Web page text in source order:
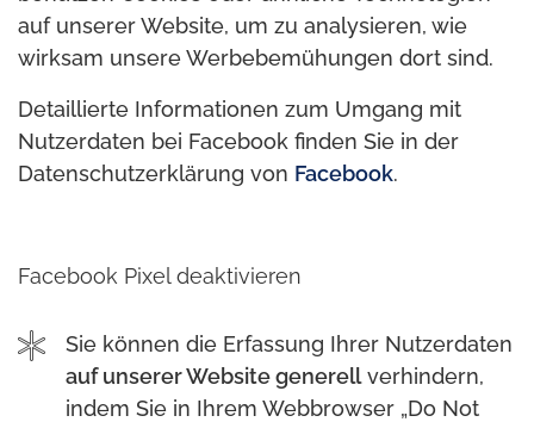
auf unserer Website, um zu analysieren, wie
wirksam unsere Werbebemühungen dort sind.
Detaillierte Informationen zum Umgang mit
Nutzerdaten bei Facebook finden Sie in der
Datenschutzerklärung von Facebook.
Facebook Pixel deaktivieren
Sie können die Erfassung Ihrer Nutzerdaten
auf unserer Website generellverhindern,
indem Sie in Ihrem Webbrowser „Do Not